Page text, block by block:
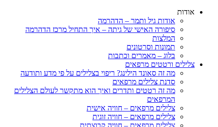
אודות
אודות גיל ותמר – הדהרמה
סיפורה האישי של גיתה – איך התחיל מרכז הדהרמה
המלצות
תמונות וסרטונים
בלוג – מאמרים וכתבות
צלילים ורטטים מרפאים
מה זה סאונד הילינג? ריפוי בצלילים על פי מדע ותודעה
סדנת צלילים מרפאים
מה זה רטטים ותדרים ואיך הוא מתקשר לעולם הצלילים
המרפאים
צלילים מרפאים – חוויה אישית
צלילים מרפאים – חוויה זוגית
צלילים מרפאים – חוויה קבוצתית